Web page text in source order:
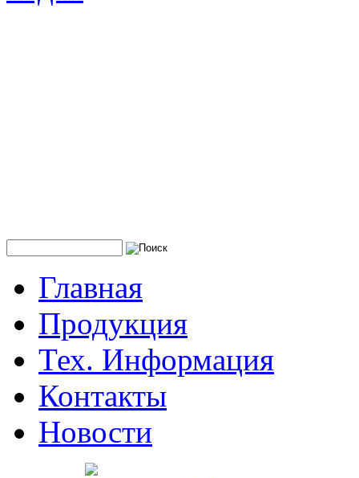
Главная
Продукция
Тех. Информация
Контакты
Новости